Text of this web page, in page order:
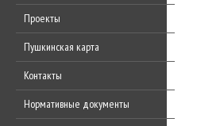
Проекты
Пушкинская карта
Контакты
Нормативные документы